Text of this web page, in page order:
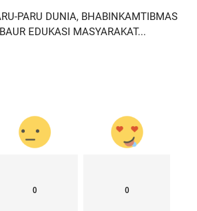
PARU DUNIA, BHABINKAMTIBMAS
EDUKASI MASYARAKAT...
0 0